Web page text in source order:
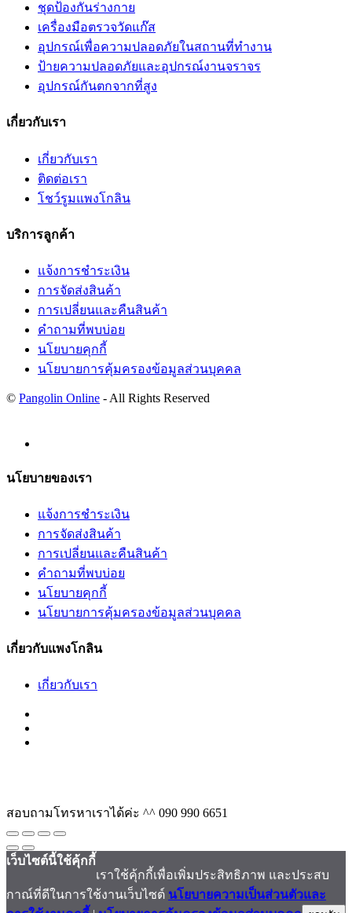
ชุดป้องกันร่างกาย
เครื่องมือตรวจวัดแก๊ส
อุปกรณ์เพื่อความปลอดภัยในสถานที่ทำงาน
ป้ายความปลอดภัยและอุปกรณ์งานจราจร
อุปกรณ์กันตกจากที่สูง
เกี่ยวกับเรา
เกี่ยวกับเรา
ติดต่อเรา
โชว์รูมแพงโกลิน
บริการลูกค้า
แจ้งการชำระเงิน
การจัดส่งสินค้า
การเปลี่ยนและคืนสินค้า
คำถามที่พบบ่อย
นโยบายคุกกี้
นโยบายการคุ้มครองข้อมูลส่วนบุคคล
© Pangolin Online - All Rights Reserved
นโยบายของเรา
แจ้งการชำระเงิน
การจัดส่งสินค้า
การเปลี่ยนและคืนสินค้า
คำถามที่พบบ่อย
นโยบายคุกกี้
นโยบายการคุ้มครองข้อมูลส่วนบุคคล
เกี่ยวกับแพงโกลิน
เกี่ยวกับเรา
สอบถามโทรหาเราได้ค่ะ ^^ 090 990 6651
เว็บไซต์นี้ใช้คุ้กกี้
เราใช้คุ้กกี้เพื่อเพิ่มประสิทธิภาพ และประสบ
กาณ์ที่ดีในการใช้งานเว็บไซต์ นโยบายความเป็นส่วนตัวและ